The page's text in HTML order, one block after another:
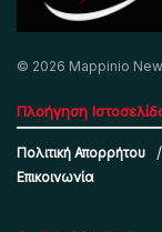
© 2026 Mappinio
Πλοήγηση
Πολιτική Απορρήτου
Επικοινωνία